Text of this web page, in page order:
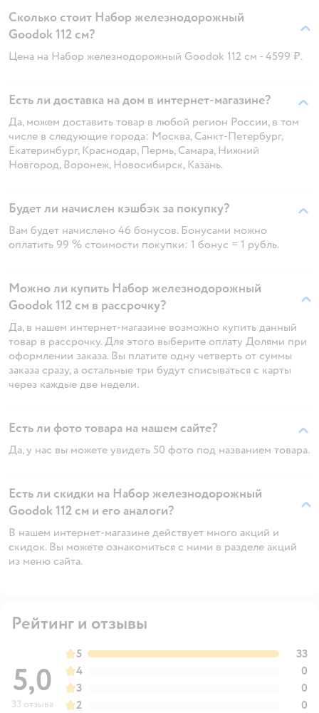
Сколько стоит Набор железнодорожный
Goodok 112 см?
Цена на Набор железнодорожный Goodok 112 см - 4599 ₽.
Есть ли доставка на дом в интернет-магазине?
Да, можем доставить товар в любой регион России, в том
числе в следующие города: Москва, Санкт-Петербург,
Екатеринбург, Краснодар, Пермь, Самара, Нижний
Новгород, Воронеж, Новосибирск, Казань.
Будет ли начислен кэшбэк за покупку?
Вам будет начислено 46 бонусов. Бонусами можно
оплатить 99 % стоимости покупки: 1 бонус = 1 рубль.
Можно ли купить Набор железнодорожный
Goodok 112 см в рассрочку?
Да, в нашем интернет-магазине возможно купить данный
товар в рассрочку. Для этого выберите оплату Долями при
оформлении заказа. Вы платите одну четверть от суммы
заказа сразу, а остальные три будут списываться с карты
через каждые две недели.
Есть ли фото товара на нашем сайте?
Да, у нас вы можете увидеть 50 фото под названием товара.
Есть ли скидки на Набор железнодорожный
Goodok 112 см и его аналоги?
В нашем интернет-магазине действует много акций и
скидок. Вы можете ознакомиться с ними в разделе акций
из меню сайта.
Рейтинг и отзывы
5,0
33 отзыва
5
33
4
0
3
0
2
0